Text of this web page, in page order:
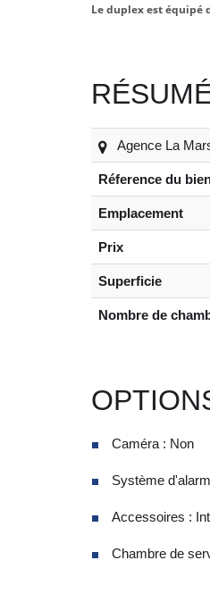
Le duplex est équipé
Agence La
Réference du
Emplacement
Prix
Superficie
Nombre de
Caméra : Non
Système
Accessoires :
Chambre de